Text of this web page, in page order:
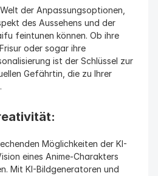
der Anpassungsoptionen,
des Aussehens und der
feintunen können. Ob ihre
oder sogar ihre
ist der Schlüssel zur
Gefährtin, die zu Ihrer
Möglichkeiten der KI-
eines Anime-Charakters
Mit KI-Bildgeneratoren und